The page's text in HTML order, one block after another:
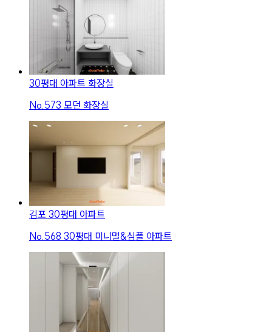
30평대 아파트 화장실
No. 573 모던 화장실
김포 30평대 아파트
No. 568 30평대 미니멀&심플 아파트